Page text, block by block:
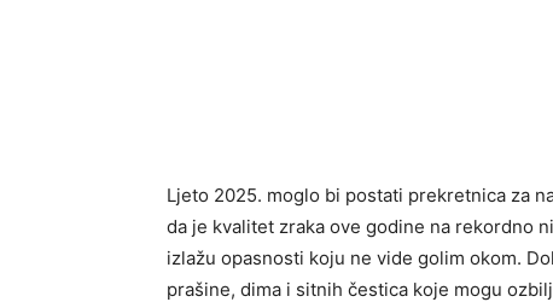
Ljeto 2025. moglo bi postati prekretnica za
da je kvalitet zraka ove godine na rekordno
izlažu opasnosti koju ne vide golim okom.
prašine, dima i sitnih čestica koje mogu